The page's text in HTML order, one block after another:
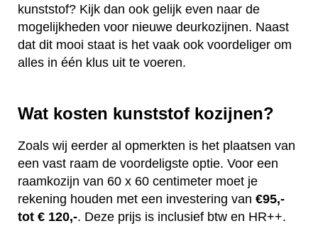
kunststof? Kijk dan ook gelijk even naar de
mogelijkheden voor nieuwe deurkozijnen. Naast
dat dit mooi staat is het vaak ook voordeliger om
alles in één klus uit te voeren.
Wat kosten kunststof kozijnen?
Zoals wij eerder al opmerkten is het plaatsen van
een vast raam de voordeligste optie. Voor een
raamkozijn van 60 x 60 centimeter moet je
rekening houden met een investering van €95,-
tot € 120,-. Deze prijs is inclusief btw en HR++.